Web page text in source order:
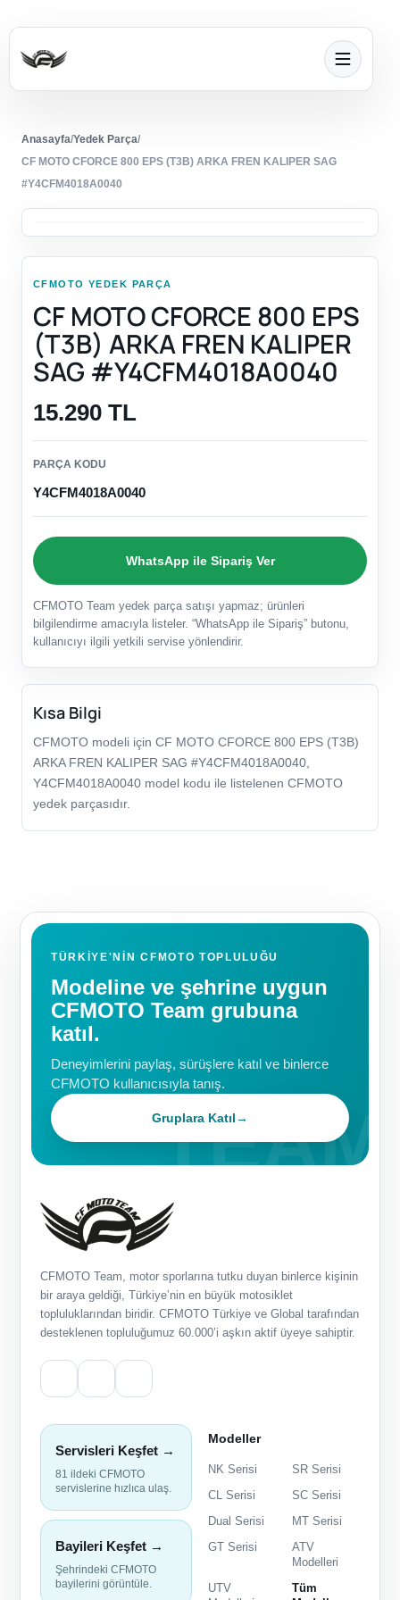
Anasayfa/Yedek Parça/
CF MOTO CFORCE 800 EPS (T3B) ARKA FREN KALIPER SAG
#Y4CFM4018A0040
CFMOTO YEDEK PARÇA
CF MOTO CFORCE 800 EPS
(T3B) ARKA FREN KALIPER
SAG #Y4CFM4018A0040
15.290 TL
PARÇA KODU
Y4CFM4018A0040
WhatsApp ile Sipariş Ver
CFMOTO Team yedek parça satışı yapmaz; ürünleri
bilgilendirme amacıyla listeler. “WhatsApp ile Sipariş” butonu,
kullanıcıyı ilgili yetkili servise yönlendirir.
Kısa Bilgi
CFMOTO modeli için CF MOTO CFORCE 800 EPS (T3B)
ARKA FREN KALIPER SAG #Y4CFM4018A0040,
Y4CFM4018A0040 model kodu ile listelenen CFMOTO
yedek parçasıdır.
TÜRKIYE'NIN CFMOTO TOPLULUĞU
Modeline ve şehrine uygun
CFMOTO Team grubuna
katıl.
Deneyimlerini paylaş, sürüşlere katıl ve binlerce
CFMOTO kullanıcısıyla tanış.
Gruplara Katıl→
CFMOTO Team, motor sporlarına tutku duyan binlerce kişinin
bir araya geldiği, Türkiye’nin en büyük motosiklet
topluluklarından biridir. CFMOTO Türkiye ve Global tarafından
desteklenen topluluğumuz 60.000’i aşkın aktif üyeye sahiptir.
Servisleri Keşfet →
81 ildeki CFMOTO
servislerine hızlıca ulaş.
Bayileri Keşfet →
Şehrindeki CFMOTO
bayilerini görüntüle.
Modeller
NK Serisi
SR Serisi
CL Serisi
SC Serisi
Dual Serisi
MT Serisi
GT Serisi
ATV
Modelleri
UTV
Tüm